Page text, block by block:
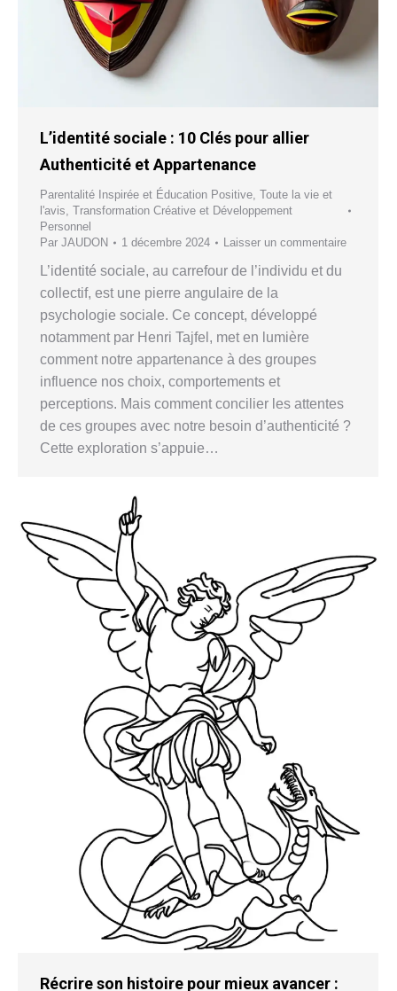
L’identité sociale : 10 Clés pour allier
Authenticité et Appartenance
Parentalité Inspirée et Éducation Positive, Toute la vie et
l'avis, Transformation Créative et Développement
Personnel
Par JAUDON 1 décembre 2024 Laisser un commentaire
L’identité sociale, au carrefour de l’individu et du
collectif, est une pierre angulaire de la
psychologie sociale. Ce concept, développé
notamment par Henri Tajfel, met en lumière
comment notre appartenance à des groupes
influence nos choix, comportements et
perceptions. Mais comment concilier les attentes
de ces groupes avec notre besoin d’authenticité ?
Cette exploration s’appuie…
Récrire son histoire pour mieux avancer :